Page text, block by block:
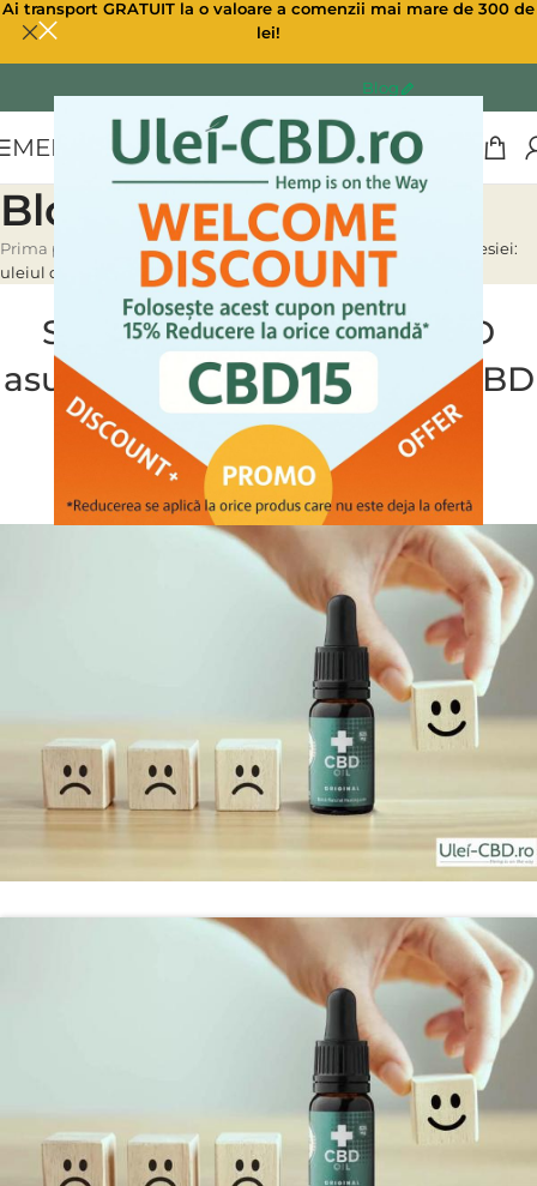
Ai transport GRATUIT la o valoare a comenzii mai mare de 300 de
lei!
Blog
MENU
Blog
Prima pagină Blog» Studiu despre efectul CBD asupra depresiei:
uleiul de CBD ar putea înlocui antidepresivele
Studiu despre efectul CBD
asupra depresiei: uleiul de CBD
ar putea înlocui
antidepresivele
Ulei CBDOn 24/03/2023 0